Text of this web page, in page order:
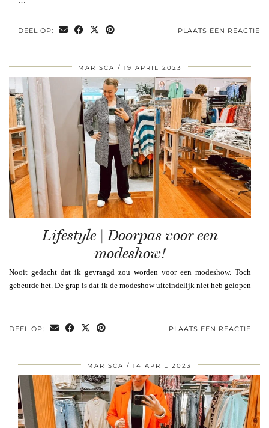
DEEL OP: PLAATS EEN REACTIE
MARISCA 19 APRIL 2023
Lifestyle | Doorpas voor een
modeshow!
Nooit gedacht dat ik gevraagd zou worden voor een modeshow. Toch
gebeurde het. De grap is dat ik de modeshow uiteindelijk niet heb gelopen
DEEL OP: PLAATS EEN REACTIE
MARISCA 14 APRIL 2023